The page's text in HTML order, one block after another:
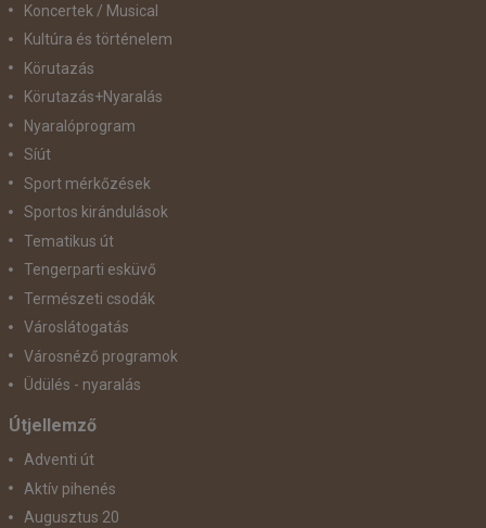
Koncertek / Musical
Kultúra és történelem
Körutazás
Körutazás+Nyaralás
Nyaralóprogram
Síút
Sport mérkőzések
Sportos kirándulások
Tematikus út
Tengerparti esküvő
Természeti csodák
Városlátogatás
Városnéző programok
Üdülés - nyaralás
Útjellemző
Adventi út
Aktív pihenés
Augusztus 20